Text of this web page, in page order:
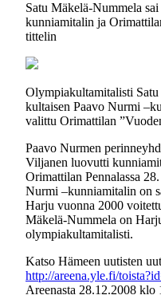
Satu Mäkelä-Nummela
kunniamitalin ja
tittelin
Olympiakultamitalisti
kultaisen Paavo Nurmi
valittu Orimattilan
Paavo Nurmen
Viljanen luovutti
Orimattilan Pennalassa
Nurmi –kunniamitalin on
Harju vuonna 2000
Mäkelä-Nummela on
olympiakultamitalisti.
Katso Hämeen uutisten
http://areena.yle.fi/
Areenasta 28.12.2008 klo